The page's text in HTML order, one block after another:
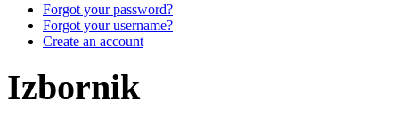
Forgot your password?
Forgot your username?
Create an account
Izbornik